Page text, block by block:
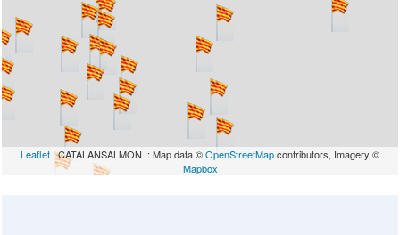
Leaflet | CATALANSALMON :: Map data ©OpenStreetMapcontributors, Imagery ©
Mapbox